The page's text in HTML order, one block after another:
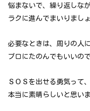
悩まないで、繰り返しなが
ラクに進んでまいりましょ
必要なときは、周りの人
プロにたのんでもいいので
ＳＯＳを出せる勇気って、
本当に素晴らしいと思いま